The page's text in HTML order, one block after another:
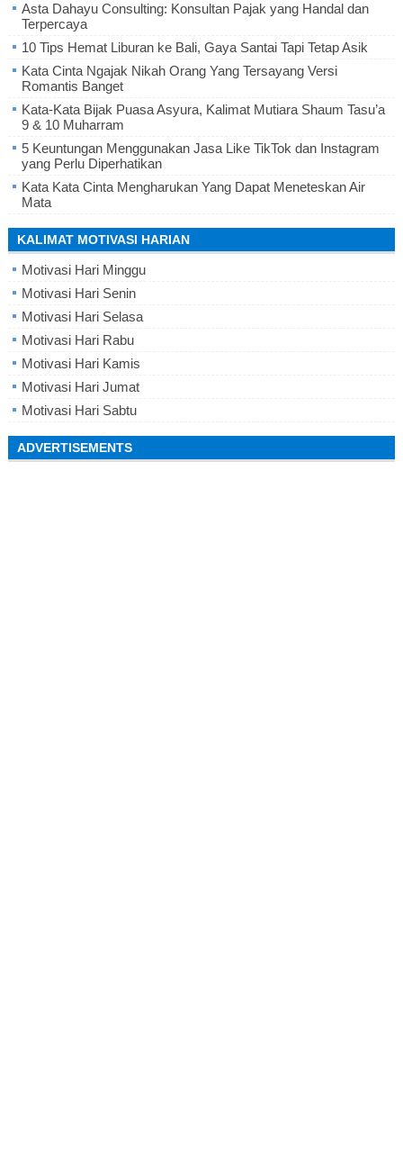
Asta Dahayu Consulting: Konsultan Pajak yang Handal dan
Terpercaya
10 Tips Hemat Liburan ke Bali, Gaya Santai Tapi Tetap Asik
Kata Cinta Ngajak Nikah Orang Yang Tersayang Versi
Romantis Banget
Kata-Kata Bijak Puasa Asyura, Kalimat Mutiara Shaum Tasu’a
9 & 10 Muharram
5 Keuntungan Menggunakan Jasa Like TikTok dan Instagram
yang Perlu Diperhatikan
Kata Kata Cinta Mengharukan Yang Dapat Meneteskan Air
Mata
KALIMAT MOTIVASI HARIAN
Motivasi Hari Minggu
Motivasi Hari Senin
Motivasi Hari Selasa
Motivasi Hari Rabu
Motivasi Hari Kamis
Motivasi Hari Jumat
Motivasi Hari Sabtu
ADVERTISEMENTS